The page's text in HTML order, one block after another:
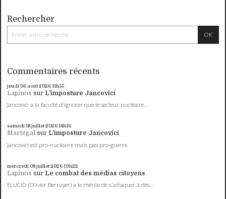
Rechercher
Commentaires récents
jeudi 06 août 202611h55
Lapinos sur L'imposture Jancovici
Jancovici a la faculté d'ignorer que le secteur nucléaire...
samedi 18juillet 202614h16
Martégal sur L'imposture Jancovici
Jancovici est pro-nucléaire mais pas pro-guerre.
mercredi 08juillet 202619h22
Lapinos sur Le combat des médias citoyens
ELUCID (Olivier Berruyer) a le mérite de s'attaquer à des...